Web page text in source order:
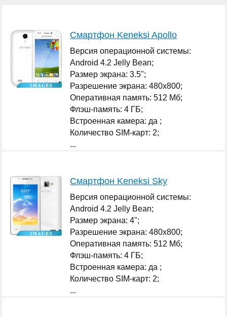
Смартфон Keneksi Apollo
Версия операционной системы:
Android 4.2 Jelly Bean;
Размер экрана: 3.5";
Разрешение экрана: 480x800;
Оперативная память: 512 Мб;
Флэш-память: 4 ГБ;
Встроенная камера: да ;
Количество SIM-карт: 2;
...
Смартфон Keneksi Sky
Версия операционной системы:
Android 4.2 Jelly Bean;
Размер экрана: 4";
Разрешение экрана: 480x800;
Оперативная память: 512 Мб;
Флэш-память: 4 ГБ;
Встроенная камера: да ;
Количество SIM-карт: 2;
...